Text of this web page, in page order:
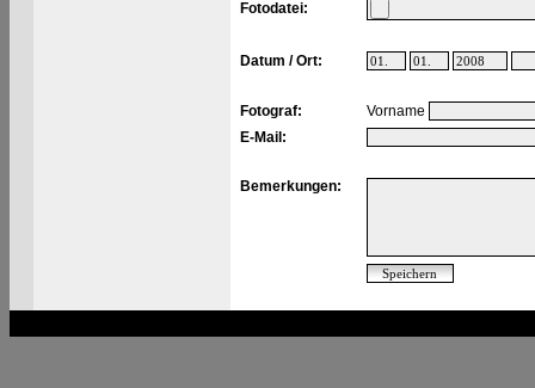
Fotodatei:
Datum / Ort:
Fotograf:
Vorname
E-Mail:
Bemerkungen: